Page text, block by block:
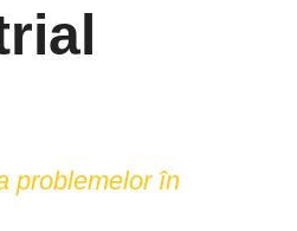
problemelor în